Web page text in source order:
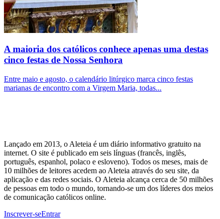
A maioria dos católicos conhece apenas uma destas
cinco festas de Nossa Senhora
Entre maio e agosto, o calendário litúrgico marca cinco festas
marianas de encontro com a Virgem Maria, todas...
Lançado em 2013, o Aleteia é um diário informativo gratuito na
internet. O site é publicado em seis línguas (francês, inglês,
português, espanhol, polaco e esloveno). Todos os meses, mais de
10 milhões de leitores acedem ao Aleteia através do seu site, da
aplicação e das redes sociais. O Aleteia alcança cerca de 50 milhões
de pessoas em todo o mundo, tornando-se um dos líderes dos meios
de comunicação católicos online.
Inscrever-seEntrar